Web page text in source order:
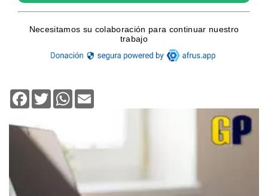
Facebook
TwitterWhatsApp